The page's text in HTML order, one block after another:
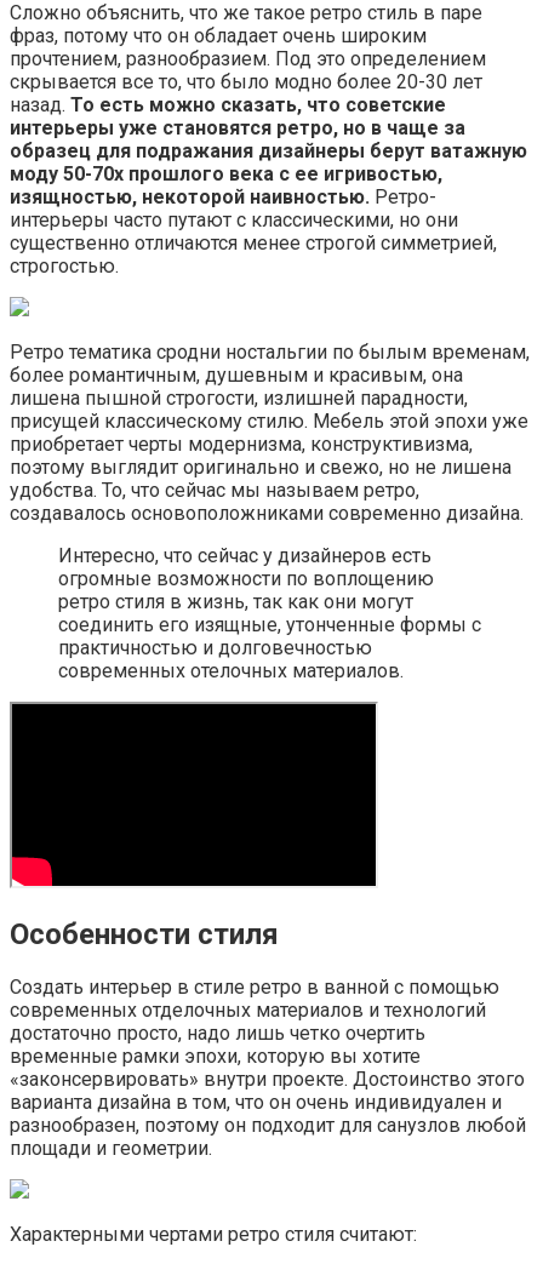
Сложно объяснить, что же такое ретро стиль в паре
фраз, потому что он обладает очень широким
прочтением, разнообразием. Под это определением
скрывается все то, что было модно более 20-30 лет
назад. То есть можно сказать, что советские
интерьеры уже становятся ретро, но в чаще за
образец для подражания дизайнеры берут ватажную
моду 50-70х прошлого века с ее игривостью,
изящностью, некоторой наивностью. Ретро-
интерьеры часто путают с классическими, но они
существенно отличаются менее строгой симметрией,
строгостью.
Ретро тематика сродни ностальгии по былым временам,
более романтичным, душевным и красивым, она
лишена пышной строгости, излишней парадности,
присущей классическому стилю. Мебель этой эпохи уже
приобретает черты модернизма, конструктивизма,
поэтому выглядит оригинально и свежо, но не лишена
удобства. То, что сейчас мы называем ретро,
создавалось основоположниками современно дизайна.
Интересно, что сейчас у дизайнеров есть
огромные возможности по воплощению
ретро стиля в жизнь, так как они могут
соединить его изящные, утонченные формы с
практичностью и долговечностью
современных отелочных материалов.
Особенности стиля
Создать интерьер в стиле ретро в ванной с помощью
современных отделочных материалов и технологий
достаточно просто, надо лишь четко очертить
временные рамки эпохи, которую вы хотите
«законсервировать» внутри проекте. Достоинство этого
варианта дизайна в том, что он очень индивидуален и
разнообразен, поэтому он подходит для санузлов любой
площади и геометрии.
Характерными чертами ретро стиля считают: